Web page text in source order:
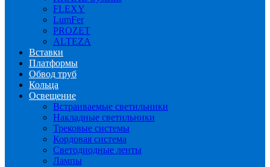
FLEXY
LumFer
PROZET
ALTEZA
Вставки
Платформы
Обвод труб
Кольца
Освещение
Встраиваемые светильники
Накладные светильники
Трековые системы
Кордовая система
Светодиодные ленты
Лампы